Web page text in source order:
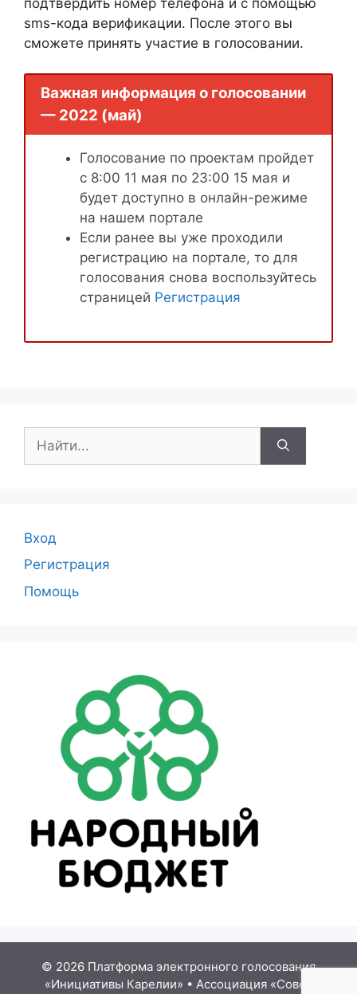
sms-кода верификации. После этого вы
сможете принять участие в голосовании.
Важная информация о голосовании
— 2022 (май)
Голосование по проектам пройдет
с 8:00 11 мая по 23:00 15 мая и
будет доступно в онлайн-режиме
на нашем портале
Если ранее вы уже проходили
регистрацию на портале, то для
голосования снова воспользуйтесь
страницей Регистрация
Вход
Регистрация
Помощь
© 2026 Платформа электронного голосования
«Инициативы Карелии» • Ассоциация «Совет